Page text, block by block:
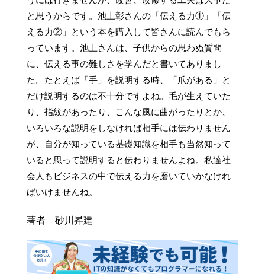
と思うからです。池上彰さんの「伝える力①」「伝
える力②」という本を購入して皆さんに読んでもら
っています。池上さんは、子供からの思わぬ質問
に、伝える事の難しさを学んだと書いてありまし
た。たとえば「手」を説明する時、「爪がある」と
だけ説明するのは不十分ですよね。毛が生えていた
り、指紋があったり、こんな風に曲がったりとか、
いろいろな説明をしなければ相手には伝わりません
が、自分が知っている基礎知識を相手も当然知って
いると思って説明すると伝わりませんよね。私達社
会人もビジネスの中で伝える力を磨いていかなけれ
ばいけませんね。
著者 砂川昇建